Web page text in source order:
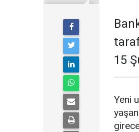
15
Yeni